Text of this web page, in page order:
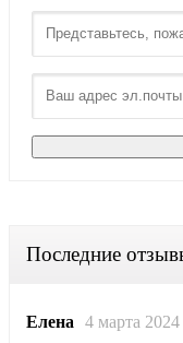
Последние
Елена 4 марта